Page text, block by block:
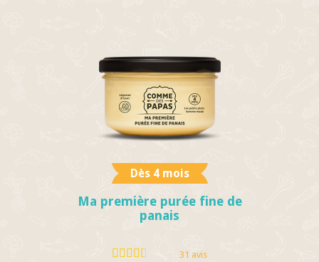
Dès 4 mois
Ma première purée fine de
panais
31 avis